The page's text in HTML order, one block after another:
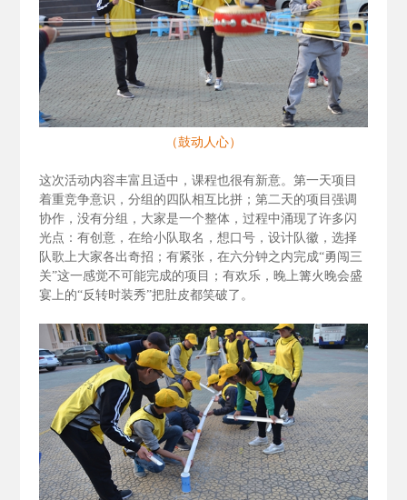
（鼓动人心）
这次活动内容丰富且适中，课程也很有新意。第一天项目
着重竞争意识，分组的四队相互比拼；第二天的项目强调
协作，没有分组，大家是一个整体，过程中涌现了许多闪
光点：有创意，在给小队取名，想口号，设计队徽，选择
队歌上大家各出奇招；有紧张，在六分钟之内完成“勇闯三
关”这一感觉不可能完成的项目；有欢乐，晚上篝火晚会盛
宴上的“反转时装秀”把肚皮都笑破了。